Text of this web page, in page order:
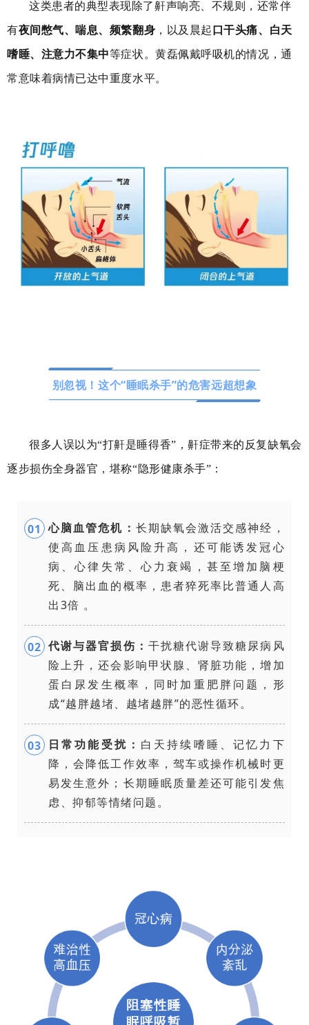
这类患者的典型表现除了鼾声响亮、不规则，还常伴
有夜间憋气、喘息、频繁翻身 ，以及晨起 口干头痛、白天
嗜睡、注意力不集中等症状。黄磊佩戴呼吸机的情况，通
常意味着病情已达中重度水平。
别忽视！这个“睡眠杀手”的危害远超想象
很多人误以为“打鼾是睡得香”，鼾症带来的反复缺氧会
逐步损伤全身器官，堪称“隐形健康杀手”：
01 心脑血管危机： 长期缺氧会激活交感神经，
使高血压患病风险升高，还可能诱发冠心
病、心律失常、心力衰竭，甚至增加脑梗
死、脑出血的概率，患者猝死率比普通人高
出3倍 。
02 代谢与器官损伤： 干扰糖代谢导致糖尿病风
险上升，还会影响甲状腺、肾脏功能，增加
蛋白尿发生概率，同时加重肥胖问题，形
成“越胖越堵、越堵越胖”的恶性循环。
03 日常功能受扰： 白天持续嗜睡、记忆力下
降，会降低工作效率，驾车或操作机械时更
易发生意外；长期睡眠质量差还可能引发焦
虑、抑郁等情绪问题。